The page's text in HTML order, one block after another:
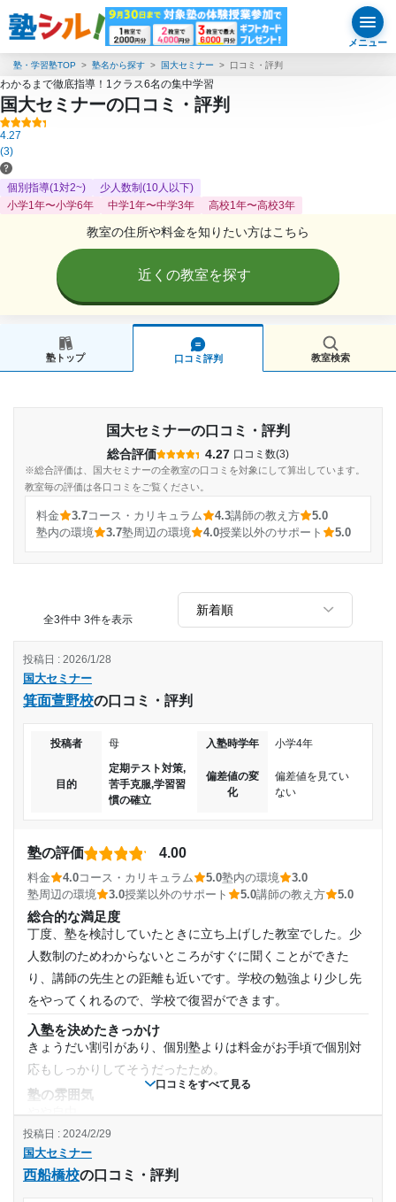
メニュー
塾・学習塾TOP 塾名から探す 国大セミナー 口コミ・評判
わかるまで徹底指導！1クラス6名の集中学習
国大セミナーの口コミ・評判
4.27
(3)
個別指導(1対2~)
少人数制(10人以下)
小学1年〜小学6年
中学1年〜中学3年 高校1年〜高校3年
教室の住所や料金を知りたい方はこちら
近くの教室を探す
塾トップ 口コミ評判 教室検索
国大セミナーの口コミ・評判
総合評価 4.27 口コミ数(3)
※総合評価は、国大セミナーの全教室の口コミを対象にして算出しています。
教室毎の評価は各口コミをご覧ください。
料金 3.7コース・カリキュラム 4.3講師の教え方
5.0
塾内の環境
3.7塾周辺の環境 4.0授業以外のサポート 5.0
全3件中 3件を表示
口コミをすべて見る
国大セミナー
箕面萱野校の口コミ・評判
投稿日 : 2026/1/28
投稿者 母 入塾時学年 小学4年
目的
定期テスト対策,
苦手克服,学習習
慣の確立
偏差値の変
化
偏差値を見てい
ない
塾の評価 4.00
料金 4.0コース・カリキュラム 5.0塾内の環境
3.0
塾周辺の環境
3.0授業以外のサポート 5.0講師の教え方 5.0
総合的な満足度
丁度、塾を検討していたときに立ち上げした教室でした。少
人数制のためわからないところがすぐに聞くことができた
り、講師の先生との距離も近いです。学校の勉強より少し先
をやってくれるので、学校で復習ができます。
入塾を決めたきっかけ
きょうだい割引があり、個別塾よりは料金がお手頃で個別対
応もしっかりしてそうだったため。
塾の雰囲気
料金
月々はそこまで高くはないが、半年に一度くらいものすごく
高くなる月がある。（諸雑費という項目） もう少し月々に均
国大セミナー
西船橋校の口コミ・評判
投稿日 : 2024/2/29